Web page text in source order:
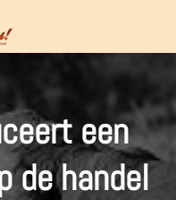
een
de handel